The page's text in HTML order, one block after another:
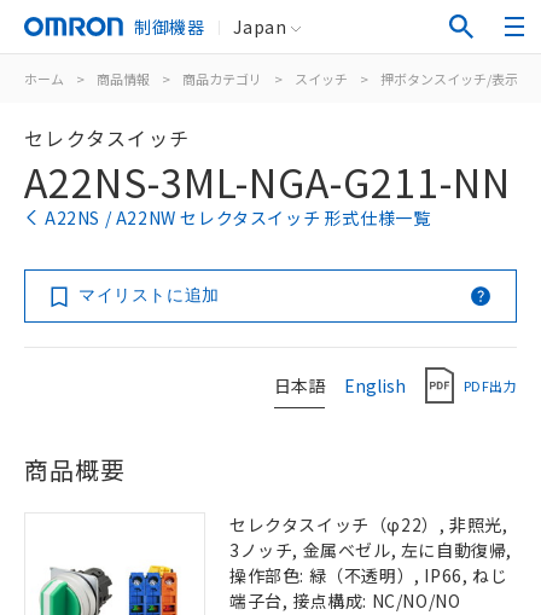
制御機器 Japan
ホーム > 商品情報 > 商品カテゴリ > スイッチ > 押ボタンスイッチ/表示灯
セレクタスイッチ
A22NS-3ML-NGA-G211-NN
A22NS / A22NW セレクタスイッチ 形式仕様一覧
マイリストに追加
日本語 English PDF出力
商品概要
セレクタスイッチ（φ22）, 非照光,
3ノッチ, 金属ベゼル, 左に自動復帰,
操作部色: 緑（不透明）, IP66, ねじ
端子台, 接点構成: NC/NO/NO